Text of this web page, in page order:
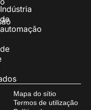
Indústria
de
automação
Mapa do sítio
Termos de utilização